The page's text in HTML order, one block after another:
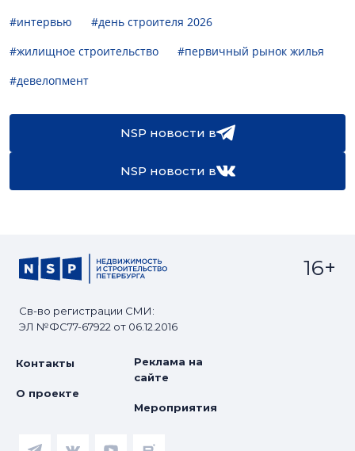
#интервью
#день строителя 2026
#жилищное строительство
#первичный рынок жилья
#девелопмент
NSP новости в
NSP новости в
Св-во регистрации СМИ:
ЭЛ №ФС77-67922 от 06.12.2016
16+
Контакты
О проекте
Реклама на
сайте
Мероприятия